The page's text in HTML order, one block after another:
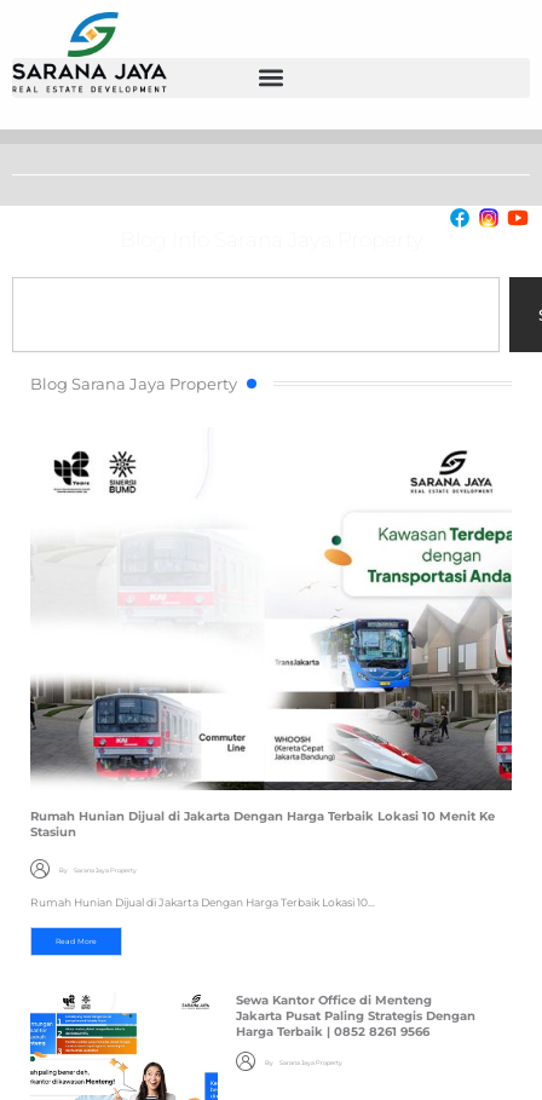
Blog Sarana Jaya Property
Rumah Hunian Dijual di Jakarta Dengan Harga Terbaik Lokasi 10 Menit Ke
Stasiun
By Sarana Jaya Property
Rumah Hunian Dijual di Jakarta Dengan Harga Terbaik Lokasi 10...
Read More
Sewa Kantor Office di Menteng
Jakarta Pusat Paling Strategis Dengan
Harga Terbaik | 0852 8261 9566
By Sarana Jaya Property